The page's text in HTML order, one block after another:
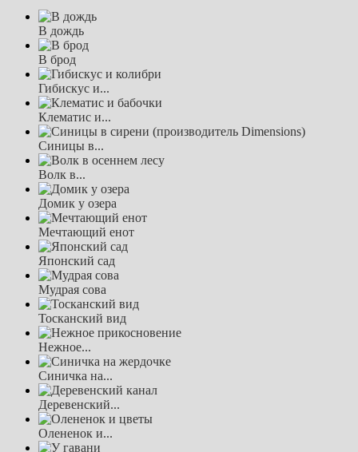
В дождь
В брод
Гибискус и...
Клематис и...
Синицы в...
Волк в...
Домик у озера
Мечтающий енот
Японский сад
Мудрая сова
Тосканский вид
Нежное...
Синичка на...
Деревенский...
Олененок и...